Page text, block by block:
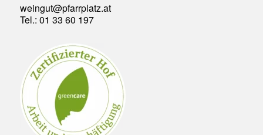
weingut@pfarrplatz.at
Tel.: 01 33 60 197